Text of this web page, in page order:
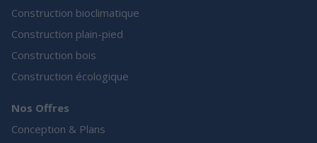
Construction bioclimatique
Construction plain-pied
Construction bois
Construction écologique
Nos Offres
Conception & Plans